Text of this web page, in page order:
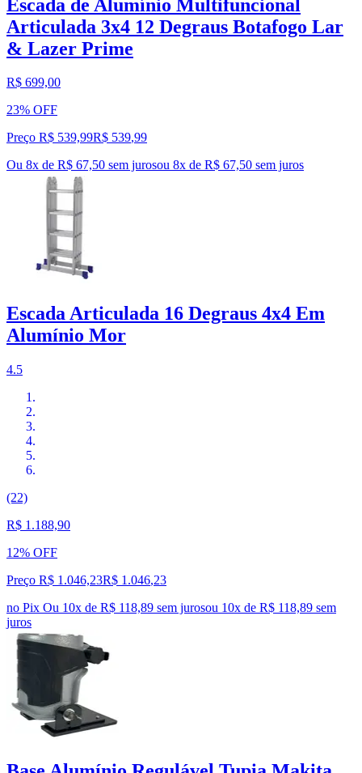
Escada de Alumínio Multifuncional
Articulada 3x4 12 Degraus Botafogo Lar
& Lazer Prime
R$ 699,00
23% OFF
Preço R$ 539,99R$ 539,99
Ou 8x de R$ 67,50 sem jurosou 8x de R$ 67,50 sem juros
Escada Articulada 16 Degraus 4x4 Em
Alumínio Mor
4.5
(22)
R$ 1.188,90
12% OFF
Preço R$ 1.046,23R$ 1.046,23
no Pix Ou 10x de R$ 118,89 sem jurosou 10x de R$ 118,89 sem
juros